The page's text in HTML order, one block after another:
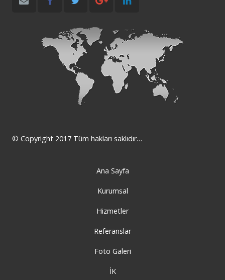
© Copyright 2017 Tüm hakları saklıdır…
Ana Sayfa
Kurumsal
Hizmetler
Referanslar
Foto Galeri
İK